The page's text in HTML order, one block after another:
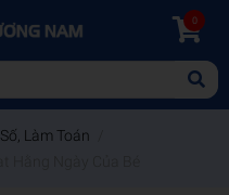
0
Làm Toán